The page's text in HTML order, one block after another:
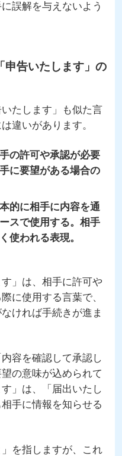
誤解を与えないよう
申告いたします」の
いたします」も似た言
違いがあります。
の許可や承認が必要
に要望がある場合の
的に相手に内容を通
スで使用する。相手
使われる表現。
」は、相手に許可や
に使用する言葉で、
ければ手続きが進ま
容を確認して承認し
の意味が込められて
」は、「届出いたし
手に情報を知らせる
」を指しますが、これ